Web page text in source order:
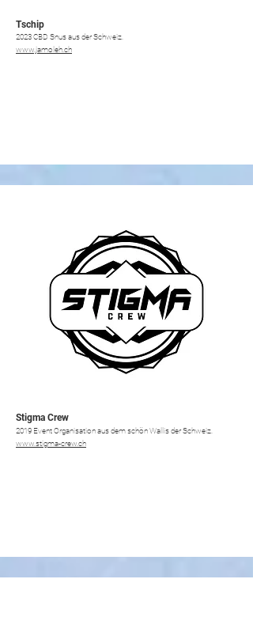
Tschip
2023 CBD Snus aus der Schweiz.
www.jamoleh.ch
Stigma Crew
2019 Event Organisation aus dem schön Wallis der Schweiz.
www.stigma-crew.ch